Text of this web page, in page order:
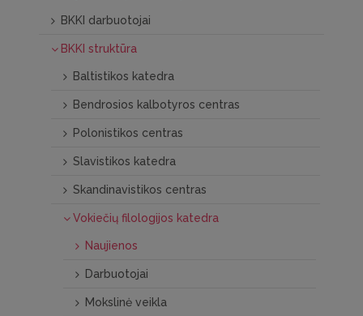
BKKI darbuotojai
BKKI struktūra
Baltistikos katedra
Bendrosios kalbotyros centras
Polonistikos centras
Slavistikos katedra
Skandinavistikos centras
Vokiečių filologijos katedra
Naujienos
Darbuotojai
Mokslinė veikla